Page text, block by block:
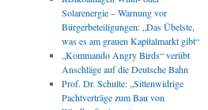
Solarenergie – Warnung vor
Bürgerbeteiligungen: „Das Übelste,
was es am grauen Kapitalmarkt gibt“
„Kommando Angry Birds“ verübt
Anschläge auf die Deutsche Bahn
Prof. Dr. Schulte: „Sittenwidrige
Pachtverträge zum Bau von